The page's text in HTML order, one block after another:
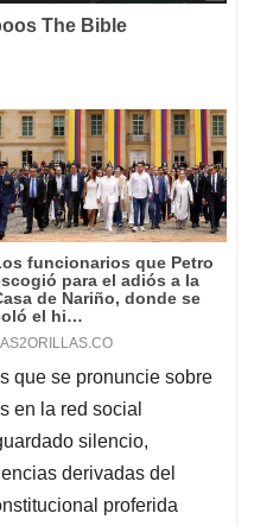
que se pronuncie sobre
en la red social
silencio,
derivadas del
proferida